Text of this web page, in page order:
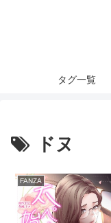
タグ一覧
ドヌ
FANZA